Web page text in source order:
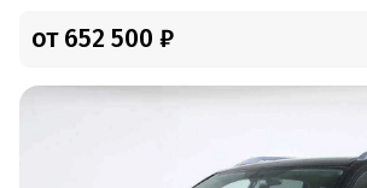
от 652 500 ₽